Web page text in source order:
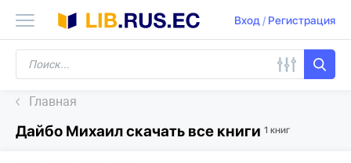
Вход/ Регистрация
Главная
Дайбо Михаил скачать все книги 1 книг